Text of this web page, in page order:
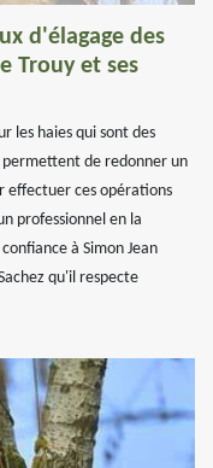
d'élagage des
Trouy et ses
les haies qui sont des
permettent de redonner un
effectuer ces opérations
professionnel en la
à Simon Jean
qu'il respecte